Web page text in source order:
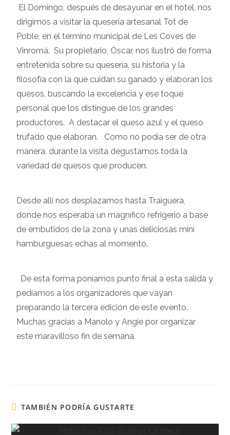
El Domingo, después de desayunar en el hotel, nos
dirigimos a visitar la quesería artesanal Tot de
Poble, en el término municipal de Les Coves de
Vinromá. Su propietario, Óscar, nos ilustró de forma
entretenida sobre su quesería, su historia y la
filosofía con la que cuidan su ganado y elaboran los
quesos, buscando la excelencia y ese toque
personal que los distingue de los grandes
productores. A destacar el queso azul y el queso
trufado que elaboran. Como no podía ser de otra
manera, durante la visita degustamos toda la
variedad de quesos que producen.
Desde allí nos desplazamos hasta Traiguera,
donde nos esperaba un magnífico refrigerio a base
de embutidos de la zona y unas deliciosas mini
hamburguesas echas al momento.
De esta forma poníamos punto final a esta salida y
pedíamos a los organizadores que vayan
preparando la tercera edición de este evento.
Muchas gracias a Manolo y Angie por organizar
este maravilloso fin de semana.
TAMBIÉN PODRÍA GUSTARTE